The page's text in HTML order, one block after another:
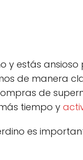
p
a
r
t
i
r
e
estás
de manera
de
tiempo y
es